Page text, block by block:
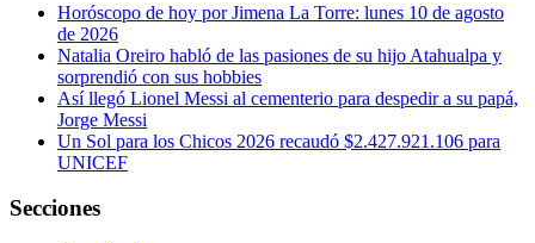
Horóscopo de hoy por Jimena La Torre: lunes 10 de agosto
de 2026
Natalia Oreiro habló de las pasiones de su hijo Atahualpa y
sorprendió con sus hobbies
Así llegó Lionel Messi al cementerio para despedir a su papá,
Jorge Messi
Un Sol para los Chicos 2026 recaudó $2.427.921.106 para
UNICEF
Secciones